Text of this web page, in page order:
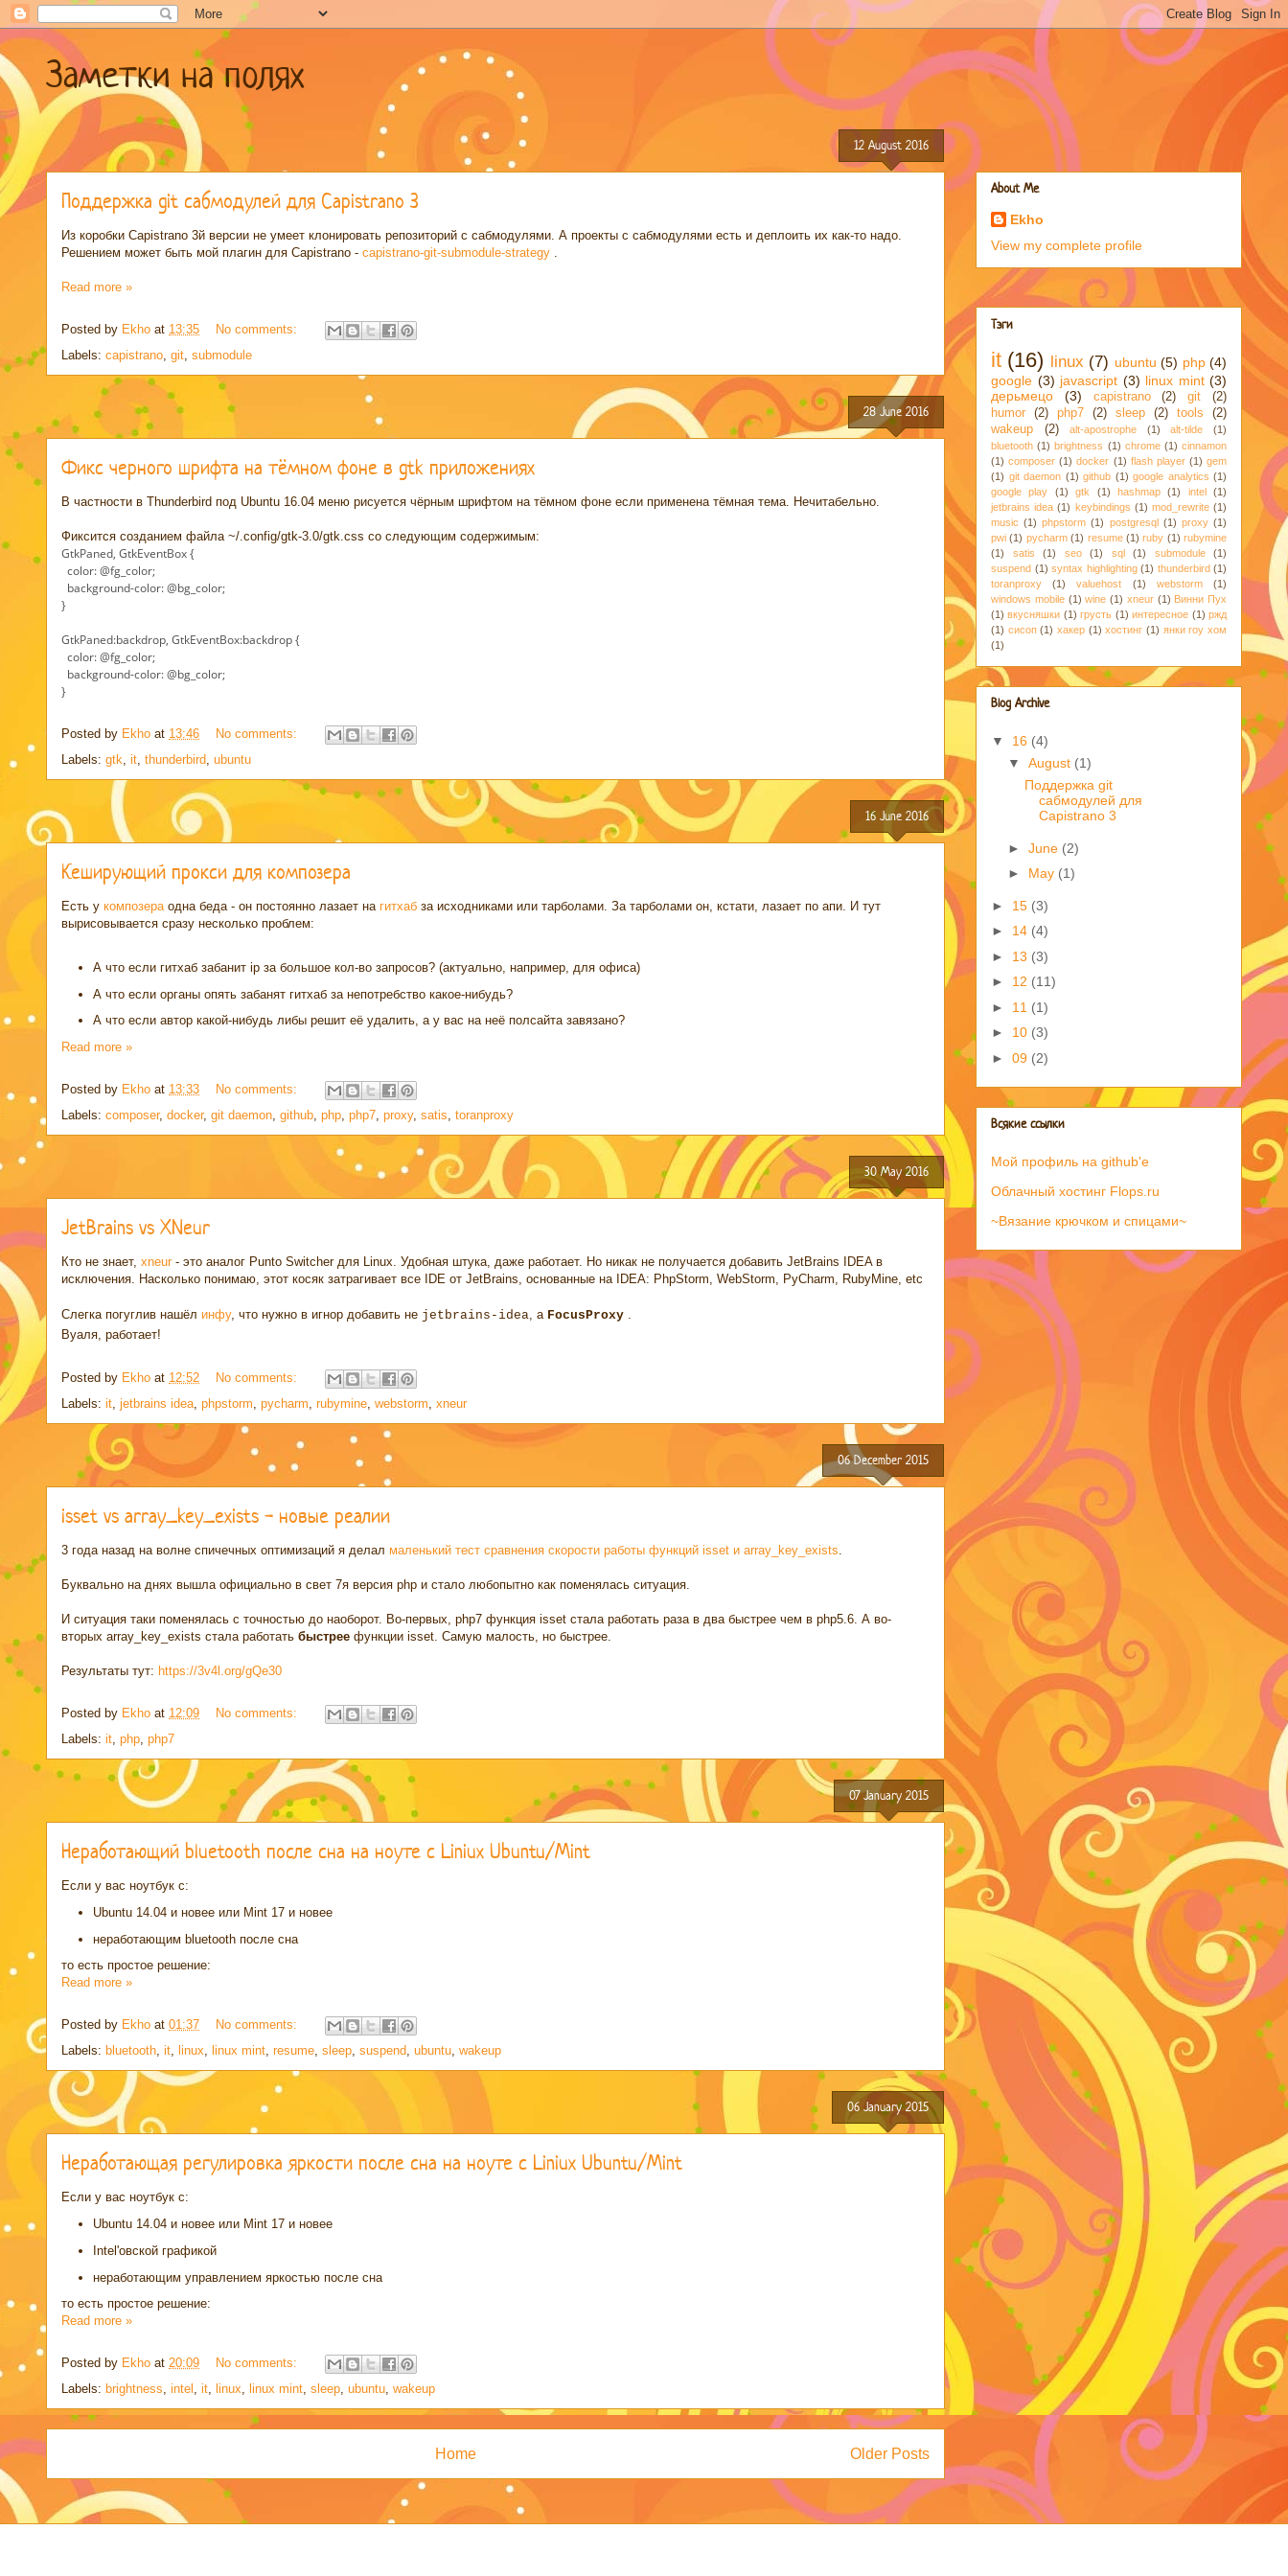
Заметки на полях
12 August 2016
Поддержка git сабмодулей для Capistrano 3
Из коробки Capistrano 3й версии не умеет клонировать репозиторий с сабмодулями. А проекты с сабмодулями есть и деплоить их как-то надо.
Решением может быть мой плагин для Capistrano - capistrano-git-submodule-strategy .
Read more »
Posted by Ekho at 13:35
No comments:
Labels: capistrano, git, submodule
28 June 2016
Фикс черного шрифта на тёмном фоне в gtk приложениях
В частности в Thunderbird под Ubuntu 16.04 меню рисуется чёрным шрифтом на тёмном фоне если применена тёмная тема. Нечитабельно.
Фиксится созданием файла ~/.config/gtk-3.0/gtk.css со следующим содержимым:
GtkPaned, GtkEventBox {
color: @fg_color;
background-color: @bg_color;
}
GtkPaned:backdrop, GtkEventBox:backdrop {
color: @fg_color;
background-color: @bg_color;
}
Posted by Ekho at 13:46
No comments:
Labels: gtk, it, thunderbird, ubuntu
16 June 2016
Кеширующий прокси для композера
Есть у композераодна беда - он постоянно лазает на гитхаб за исходниками или тарболами. За тарболами он, кстати, лазает по апи. И тут
вырисовывается сразу несколько проблем:
А что если гитхаб забанит ip за большое кол-во запросов? (актуально, например, для офиса)
А что если органы опять забанят гитхаб за непотребство какое-нибудь?
А что если автор какой-нибудь либы решит её удалить, а у вас на неё полсайта завязано?
Read more »
Posted by Ekho at 13:33
No comments:
Labels: composer, docker, git daemon, github, php, php7, proxy, satis, toranproxy
30 May 2016
JetBrains vs XNeur
Кто не знает, xneur - это аналог Punto Switcher для Linux. Удобная штука, даже работает. Но никак не получается добавить JetBrains IDEA в
исключения. Насколько понимаю, этот косяк затрагивает все IDE от JetBrains, основанные на IDEA: PhpStorm, WebStorm, PyCharm, RubyMine, etc
Слегка погуглив нашёл инфу, что нужно в игнор добавить не jetbrains-idea, а FocusProxy .
Вуаля, работает!
Posted by Ekho at 12:52
No comments:
Labels: it, jetbrains idea, phpstorm, pycharm, rubymine, webstorm, xneur
06 December 2015
isset vs array_key_exists - новые реалии
3 года назад на волне спичечных оптимизаций я делал маленький тест сравнения скорости работы функций isset и array_key_exists.
Буквально на днях вышла официально в свет 7я версия php и стало любопытно как поменялась ситуация.
И ситуация таки поменялась с точностью до наоборот. Во-первых, php7 функция isset стала работать раза в два быстрее чем в php5.6. А во-
вторых array_key_exists стала работать быстрее функции isset. Самую малость, но быстрее.
Результаты тут: https://3v4l.org/gQe30
Posted by Ekho at 12:09
No comments:
Labels: it, php, php7
07 January 2015
Неработающий bluetooth после сна на ноуте с Liniux Ubuntu/Mint
Если у вас ноутбук с:
Ubuntu 14.04 и новее или Mint 17 и новее
неработающим bluetooth после сна
то есть простое решение:
Read more »
Posted by Ekho at 01:37
No comments:
Labels: bluetooth, it, linux, linux mint, resume, sleep, suspend, ubuntu, wakeup
06 January 2015
Неработающая регулировка яркости после сна на ноуте с Liniux Ubuntu/Mint
Если у вас ноутбук с:
Ubuntu 14.04 и новее или Mint 17 и новее
Intel'овской графикой
неработающим управлением яркостью после сна
то есть простое решение:
Read more »
Posted by Ekho at 20:09
No comments:
Labels: brightness, intel , it, linux, linux mint, sleep, ubuntu, wakeup
Older Posts
Home
About Me
Ekho
View my complete profile
Тэги
it (16) linux (7) ubuntu (5) php (4)
google (3) javascript (3) linux mint (3)
дерьмецо
(3) capistrano (2) git
(2)
humor
(2) php7 (2) sleep (2) tools
(2)
wakeup
(2) alt-apostrophe (1) alt-tilde
(1)
bluetooth (1) brightness (1) chrome (1) cinnamon
(1) composer (1) docker (1) flash player (1) gem
(1) git daemon (1) github (1) google analytics (1)
google play
(1) gtk (1) hashmap (1) intel
(1)
jetbrains idea (1) keybindings (1) mod_rewrite (1)
music (1) phpstorm (1) postgresql (1) proxy (1)
pwi (1) pycharm (1) resume (1) ruby (1) rubymine
(1)
satis (1) seo (1) sql (1) submodule
(1)
suspend (1) syntax highlighting (1) thunderbird (1)
toranproxy
(1) valuehost (1) webstorm
(1)
windows mobile (1) wine (1) xneur (1) Винни Пух
(1) вкусняшки (1) грусть (1) интересное (1) ржд
(1) сисоп (1) хакер (1) хостинг (1) янки гоу хом
(1)
Blog Archive
▼ 16 (4)
▼ August (1)
Поддержка git
сабмодулей для
Capistrano 3
► June (2)
► May (1)
► 15 (3)
► 14 (4)
► 13 (3)
► 12 (11)
► 11 (1)
► 10 (3)
► 09 (2)
Всякие ссылки
Мой профиль на github'е
Облачный хостинг Flops.ru
~Вязание крючком и спицами~